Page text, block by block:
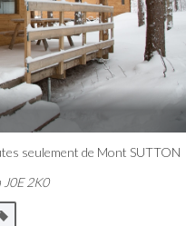
seulement de Mont SUTTON
J0E 2K0